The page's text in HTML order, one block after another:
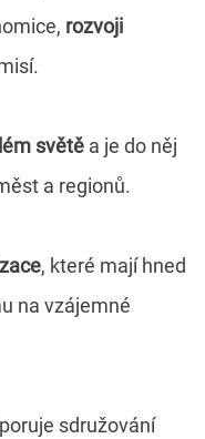
rozvoji
světě a je do něj
a regionů.
, které mají hned
na vzájemné
sdružování